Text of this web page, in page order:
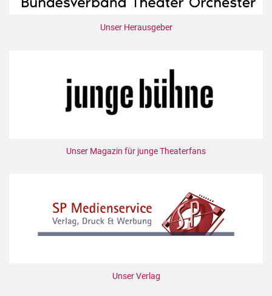
Unser Herausgeber
Unser Magazin für junge Theaterfans
Unser Verlag